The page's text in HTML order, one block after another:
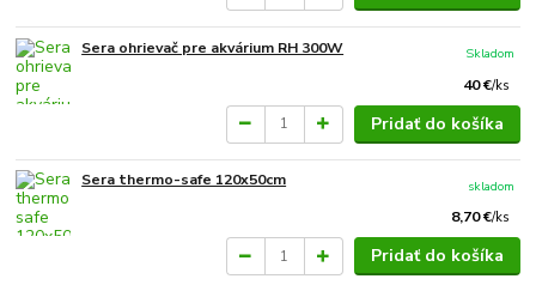
Sera ohrievač pre akvárium RH 300W
40 €/ks
Skladom
Pridať do košíka
Sera thermo-safe 120x50cm
8,70 €/ks
skladom
Pridať do košíka